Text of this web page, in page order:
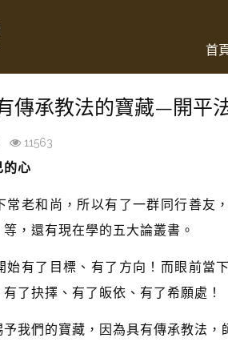
首
傳承教法的寶藏—開平
11563
的心
常老和尚，所以有了一群同行善友
，還有現在學的五大論叢書。
始有了目標、有了方向！而眼前
了抉擇、有了皈依、有了希願處！
我們的寶藏，因為具有傳承教法